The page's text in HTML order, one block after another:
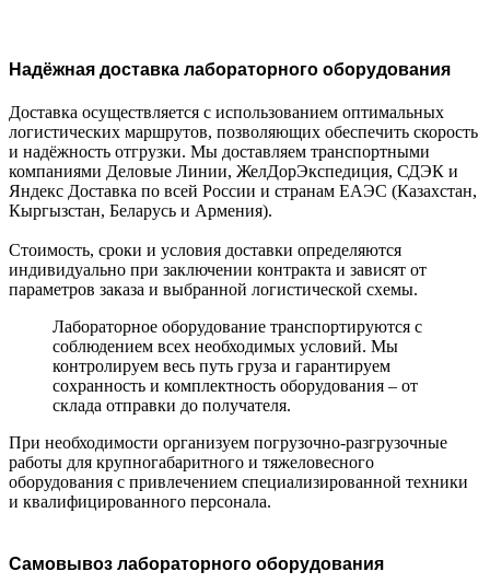
Надёжная доставка лабораторного оборудования
Доставка осуществляется с использованием оптимальных
логистических маршрутов, позволяющих обеспечить скорость
и надёжность отгрузки. Мы доставляем транспортными
компаниями Деловые Линии, ЖелДорЭкспедиция, СДЭК и
Яндекс Доставка по всей России и странам ЕАЭС (Казахстан,
Кыргызстан, Беларусь и Армения).
Стоимость, сроки и условия доставки определяются
индивидуально при заключении контракта и зависят от
параметров заказа и выбранной логистической схемы.
Лабораторное оборудование транспортируются с
соблюдением всех необходимых условий. Мы
контролируем весь путь груза и гарантируем
сохранность и комплектность оборудования – от
склада отправки до получателя.
При необходимости организуем погрузочно-разгрузочные
работы для крупногабаритного и тяжеловесного
оборудования с привлечением специализированной техники
и квалифицированного персонала.
Самовывоз лабораторного оборудования